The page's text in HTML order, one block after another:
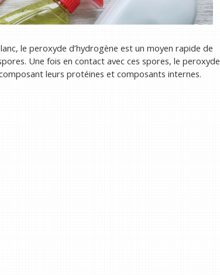
le peroxyde d’hydrogène est un moyen rapide de
Une fois en contact avec ces spores, le peroxyde
leurs protéines et composants internes.